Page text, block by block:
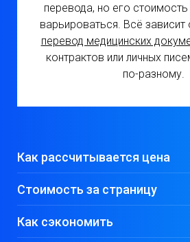
перевода, но его
варьироваться. Всё зависит
перевод медицинских
контрактов или личных
по-разному.
Как рассчитывается цена
Стоимость за страницу
Как сэкономить